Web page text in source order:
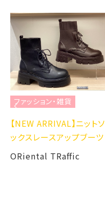
ファッション・雑貨
【NEW ARRIVAL】ニットソ
ックスレースアップブーツ
ORiental TRaffic